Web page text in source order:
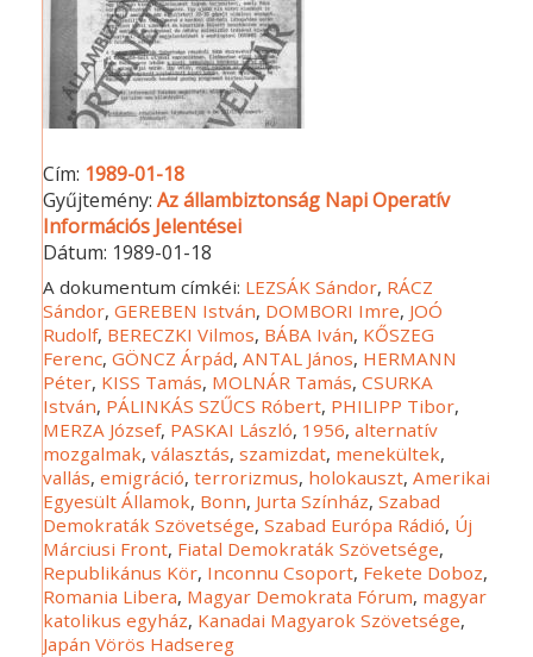
Cím: 1989-01-18
Gyűjtemény:Az állambiztonság Napi Operatív
Információs Jelentései
Dátum: 1989-01-18
A dokumentum címkéi: LEZSÁK Sándor, RÁCZ
Sándor,GEREBEN István, DOMBORI Imre, JOÓ
Rudolf, BERECZKI Vilmos, BÁBA Iván, KŐSZEG
Ferenc,GÖNCZ Árpád,ANTAL János, HERMANN
Péter, KISS Tamás, MOLNÁR Tamás,CSURKA
István, PÁLINKÁS SZŰCS Róbert, PHILIPP Tibor,
MERZA József, PASKAI László, 1956,alternatív
mozgalmak,választás,szamizdat, menekültek,
vallás,emigráció,terrorizmus, holokauszt,Amerikai
Egyesült Államok, Bonn, Jurta Színház,Szabad
Demokraták Szövetsége,Szabad Európa Rádió, Új
Márciusi Front, Fiatal Demokraták Szövetsége,
Republikánus Kör, Inconnu Csoport, Fekete Doboz,
Romania Libera, Magyar Demokrata Fórum, magyar
katolikus egyház, Kanadai Magyarok Szövetsége,
Japán Vörös Hadsereg